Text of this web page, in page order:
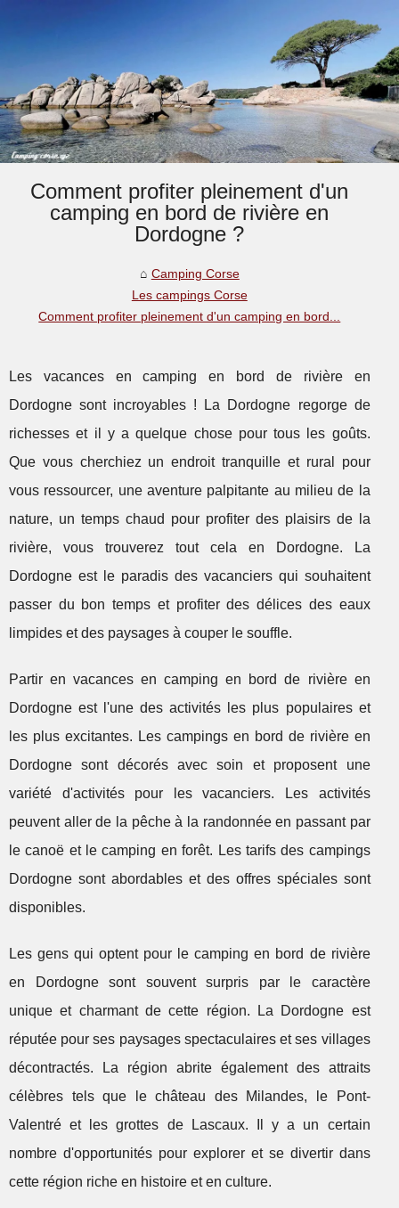
Comment profiter pleinement d'un
camping en bord de rivière en
Dordogne ?
Camping Corse
Les campings Corse
Comment profiter pleinement d'un camping en bord...
Les vacances en camping en bord de rivière en
Dordogne sont incroyables ! La Dordogne regorge de
richesses et il y a quelque chose pour tous les goûts.
Que vous cherchiez un endroit tranquille et rural pour
vous ressourcer, une aventure palpitante au milieu de la
nature, un temps chaud pour profiter des plaisirs de la
rivière, vous trouverez tout cela en Dordogne. La
Dordogne est le paradis des vacanciers qui souhaitent
passer du bon temps et profiter des délices des eaux
limpides et des paysages à couper le souffle.
Partir en vacances en camping en bord de rivière en
Dordogne est l'une des activités les plus populaires et
les plus excitantes. Les campings en bord de rivière en
Dordogne sont décorés avec soin et proposent une
variété d'activités pour les vacanciers. Les activités
peuvent aller de la pêche à la randonnée en passant par
le canoë et le camping en forêt. Les tarifs des campings
Dordogne sont abordables et des offres spéciales sont
disponibles.
Les gens qui optent pour le camping en bord de rivière
en Dordogne sont souvent surpris par le caractère
unique et charmant de cette région. La Dordogne est
réputée pour ses paysages spectaculaires et ses villages
décontractés. La région abrite également des attraits
célèbres tels que le château des Milandes, le Pont-
Valentré et les grottes de Lascaux. Il y a un certain
nombre d'opportunités pour explorer et se divertir dans
cette région riche en histoire et en culture.